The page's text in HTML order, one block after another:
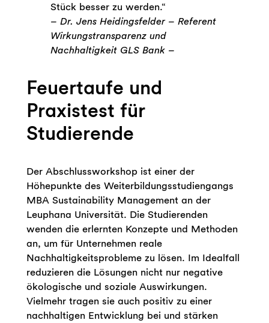
Stück besser zu werden.“
– Dr. Jens Heidingsfelder – Referent
Wirkungstransparenz und
Nachhaltigkeit GLS Bank –
Feuertaufe und
Praxistest für
Studierende
Der Abschlussworkshop ist einer der
Höhepunkte des Weiterbildungsstudiengangs
MBA Sustainability Management an der
Leuphana Universität. Die Studierenden
wenden die erlernten Konzepte und Methoden
an, um für Unternehmen reale
Nachhaltigkeitsprobleme zu lösen. Im Idealfall
reduzieren die Lösungen nicht nur negative
ökologische und soziale Auswirkungen.
Vielmehr tragen sie auch positiv zu einer
nachhaltigen Entwicklung bei und stärken